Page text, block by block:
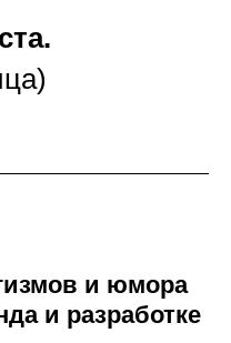
и юмора
и разработке